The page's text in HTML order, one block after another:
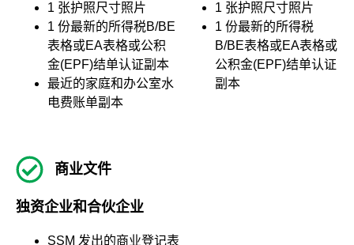
1 张护照尺寸照片
1 份最新的所得税B/BE
表格或EA表格或公积
金(EPF)结单认证副本
最近的家庭和办公室水
电费账单副本
1 张护照尺寸照片
1 份最新的所得税
B/BE表格或EA表格或
公积金(EPF)结单认证
副本
商业文件
独资企业和合伙企业
SSM 发出的商业登记表